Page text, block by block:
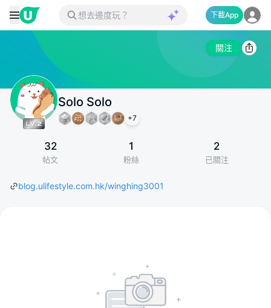
下載App
關注
Solo Solo
+7
32
帖文
1
粉絲
2
已關注
blog.ulifestyle.com.hk/winghing3001